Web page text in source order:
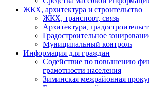
ЖКХ, архитектура и строительство
ЖКХ, транспорт, связь
Архитектура,
Градостроительное
Муниципальный контроль
Информация для граждан
Содействие по повышению
грамотности населения
Зиминская межрайонная